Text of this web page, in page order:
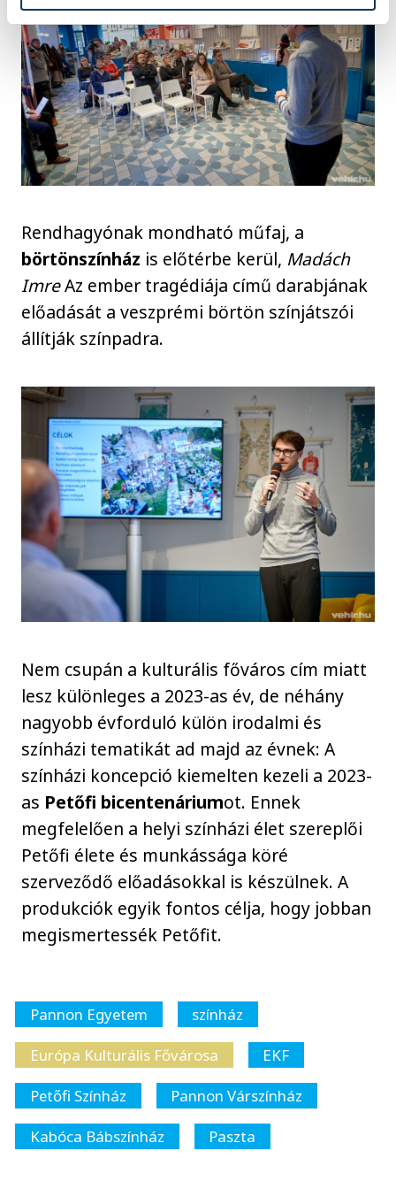
Rendhagyónak mondható műfaj, a
börtönszínház is előtérbe kerül, Madách
ImreAz ember tragédiája című darabjának
előadását a veszprémi börtön színjátszói
állítják színpadra.
Nem csupán a kulturális főváros cím miatt
lesz különleges a 2023-as év, de néhány
nagyobb évforduló külön irodalmi és
színházi tematikát ad majd az évnek: A
színházi koncepció kiemelten kezeli a 2023-
as Petőfi bicentenáriumot. Ennek
megfelelően a helyi színházi élet szereplői
Petőfi élete és munkássága köré
szerveződő előadásokkal is készülnek. A
produkciók egyik fontos célja, hogy jobban
megismertessék Petőfit.
Pannon Egyetem
színház
Európa Kulturális Fővárosa
EKF
Petőfi Színház
Pannon Várszínház
Kabóca Bábszínház
Paszta